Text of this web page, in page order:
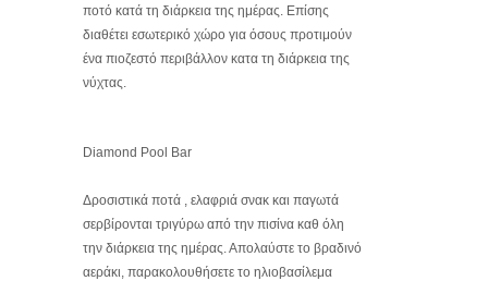
ποτό κατά τη διάρκεια της ημέρας. Επίσης
διαθέτει εσωτερικό χώρο για όσους προτιμούν
ένα πιοζεστό περιβάλλον κατα τη διάρκεια της
νύχτας.
Diamond Pool Bar
Δροσιστικά ποτά , ελαφριά σνακ και παγωτά
σερβίρονται τριγύρω από την πισίνα καθ όλη
την διάρκεια της ημέρας. Απολαύστε το βραδινό
αεράκι, παρακολουθήσετε το ηλιοβασίλεμα